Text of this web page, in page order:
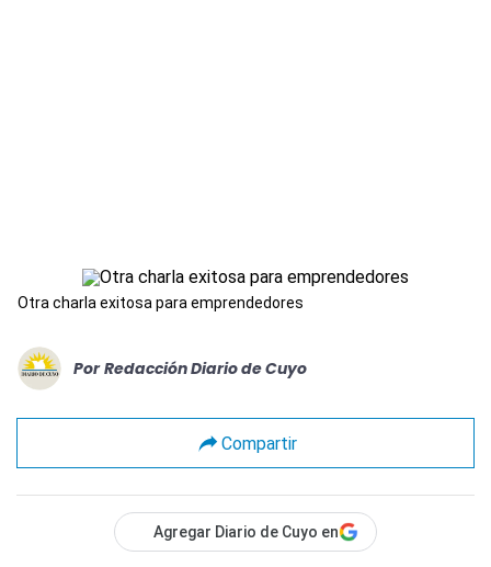
Otra charla exitosa para emprendedores
Por Redacción Diario de Cuyo
Compartir
Agregar Diario de Cuyo en